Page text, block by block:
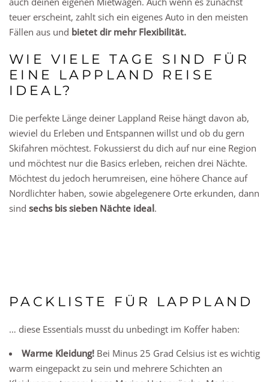
teuer erscheint, zahlt sich ein eigenes Auto in den meisten
Fällen aus und bietet dir mehr Flexibilität.
WIE VIELE TAGE SIND FÜR
EINE LAPPLAND REISE
IDEAL?
Die perfekte Länge deiner Lappland Reise hängt davon ab,
wieviel du Erleben und Entspannen willst und ob du gern
Skifahren möchtest. Fokussierst du dich auf nur eine Region
und möchtest nur die Basics erleben, reichen drei Nächte.
Möchtest du jedoch herumreisen, eine höhere Chance auf
Nordlichter haben, sowie abgelegenere Orte erkunden, dann
sind sechs bis sieben Nächte ideal.
PACKLISTE FÜR LAPPLAND
… diese Essentials musst du unbedingt im Koffer haben:
Warme Kleidung! Bei Minus 25 Grad Celsius ist es wichtig
warm eingepackt zu sein und mehrere Schichten an